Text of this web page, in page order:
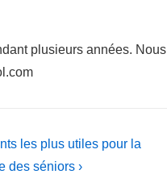
plusieurs années. Nous
les plus utiles pour la
des séniors ›